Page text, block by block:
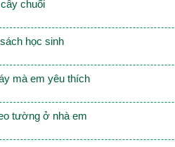
chuối
học sinh
mà em yêu thích
tường ở nhà em